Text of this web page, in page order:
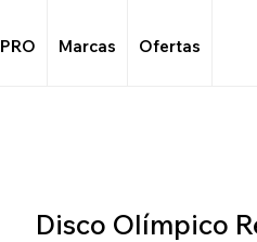
PRO Marcas Ofertas
Disco Olímpico